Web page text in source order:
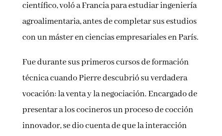
científico, voló a Francia para estudiar ingeniería
agroalimentaria, antes de completar sus estudios
Fue durante sus primeros cursos de formación
técnica cuando Pierre descubrió su verdadera
vocación: la venta y la negociación. Encargado de
presentar a los cocineros un proceso de cocción
innovador, se dio cuenta de que la interacción